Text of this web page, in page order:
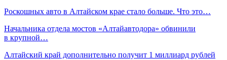
Роскошных авто в Алтайском крае стало больше. Что это…
Начальника отдела мостов «Алтайавтодора» обвинили
в крупной…
Алтайский край дополнительно получит 1 миллиард рублей